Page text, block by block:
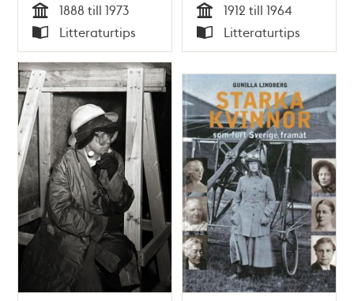
Tid
1888 till 1973
Typ
Litteraturtips Tid
1912 till 1964
Typ
Litteraturtips